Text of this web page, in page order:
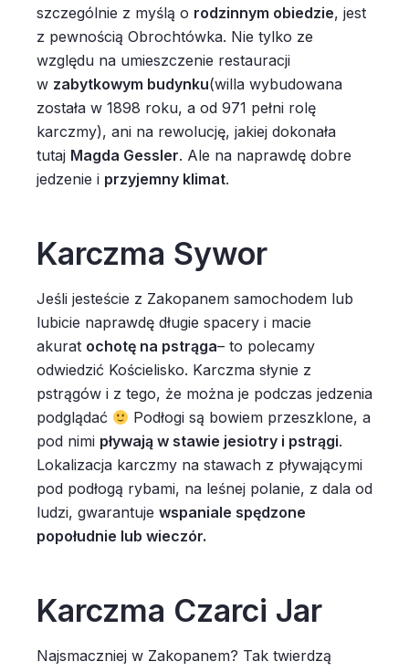
szczególnie z myślą o rodzinnym obiedzie, jest
z pewnością Obrochtówka. Nie tylko ze
względu na umieszczenie restauracji
w zabytkowym budynku(willa wybudowana
została w 1898 roku, a od 971 pełni rolę
karczmy), ani na rewolucję, jakiej dokonała
tutaj Magda Gessler. Ale na naprawdę dobre
jedzenie i przyjemny klimat.
Karczma Sywor
Jeśli jesteście z Zakopanem samochodem lub
lubicie naprawdę długie spacery i macie
akurat ochotę na pstrąga– to polecamy
odwiedzić Kościelisko. Karczma słynie z
pstrągów i z tego, że można je podczas jedzenia
podglądać
Podłogi są bowiem przeszklone, a
pod nimi pływają w stawie jesiotry i pstrągi.
Lokalizacja karczmy na stawach z pływającymi
pod podłogą rybami, na leśnej polanie, z dala od
ludzi, gwarantuje wspaniale spędzone
popołudnie lub wieczór.
Karczma Czarci Jar
Najsmaczniej w Zakopanem? Tak twierdzą